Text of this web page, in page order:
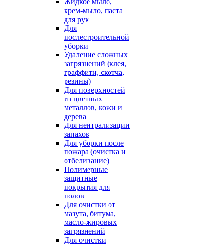
Жидкое мыло,
крем-мыло, паста
для рук
Для
послестроительной
уборки
Удаление сложных
загрязнений (клея,
граффити, скотча,
резины)
Для поверхностей
из цветных
металлов, кожи и
дерева
Для нейтрализации
запахов
Для уборки после
пожара (очистка и
отбеливание)
Полимерные
защитные
покрытия для
полов
Для очистки от
мазута, битума,
масло-жировых
загрязнений
Для очистки